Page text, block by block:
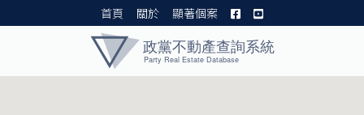
首頁 關於 顯著個案